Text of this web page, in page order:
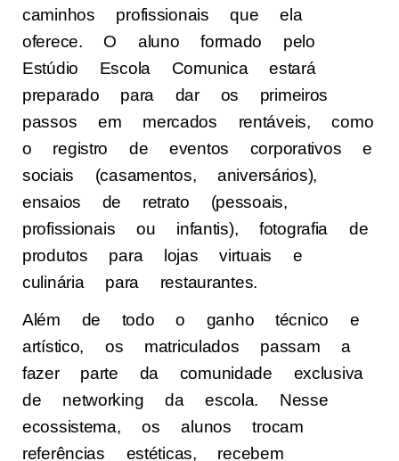
caminhos profissionais que ela
oferece. O aluno formado pelo
Estúdio Escola Comunica estará
preparado para dar os primeiros
passos em mercados rentáveis, como
o registro de eventos corporativos e
sociais (casamentos, aniversários),
ensaios de retrato (pessoais,
profissionais ou infantis), fotografia de
produtos para lojas virtuais e
culinária para restaurantes.
Além de todo o ganho técnico e
artístico, os matriculados passam a
fazer parte da comunidade exclusiva
de networking da escola. Nesse
ecossistema, os alunos trocam
referências estéticas, recebem